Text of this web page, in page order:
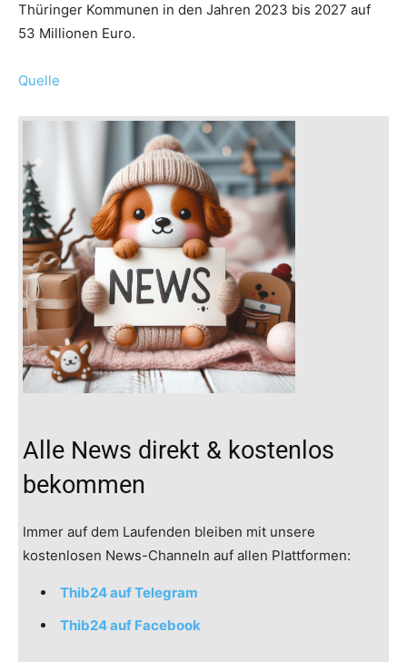
Thüringer Kommunen in den Jahren 2023 bis 2027 auf
53 Millionen Euro.
Quelle
Alle News direkt & kostenlos
bekommen
Immer auf dem Laufenden bleiben mit unsere
kostenlosen News-Channeln auf allen Plattformen:
Thib24 auf Telegram
Thib24 auf Facebook